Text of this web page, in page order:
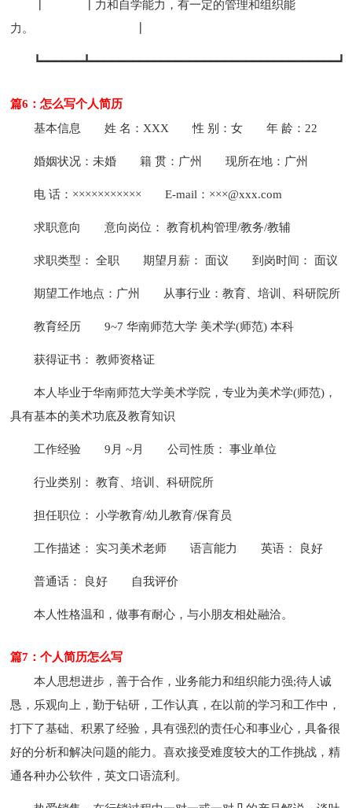
┃ ┃力和自学能力，有一定的管理和组织能
力。 ┃
┗━━━━━━┻━━━━━━━━━━━━━━━━━━━━━━━━━━━━━━━━━━━┛
篇6：怎么写个人简历
基本信息
姓 名：XXX 性 别：女 年 龄：22
婚姻状况：未婚 籍 贯：广州 现所在地：广州
电 话：××××××××××× E-mail：×××@xxx.com
求职意向 意向岗位： 教育机构管理/教务/教辅
求职类型： 全职 期望月薪： 面议 到岗时间： 面议
期望工作地点：广州 从事行业：教育、培训、科研院所
教育经历 9~7 华南师范大学 美术学(师范) 本科
获得证书： 教师资格证
本人毕业于华南师范大学美术学院，专业为美术学(师范)，
具有基本的美术功底及教育知识
工作经验 9月 ~月 公司性质： 事业单位
行业类别： 教育、培训、科研院所
担任职位： 小学教育/幼儿教育/保育员
工作描述： 实习美术老师 语言能力 英语： 良好
普通话： 良好 自我评价
本人性格温和，做事有耐心，与小朋友相处融洽。
篇7：个人简历怎么写
本人思想进步，善于合作，业务能力和组织能力强;待人诚
恳，乐观向上，勤于钻研，工作认真，在以前的学习和工作中，
打下了基础、积累了经验，具有强烈的责任心和事业心，具备很
好的分析和解决问题的能力。喜欢接受难度较大的工作挑战，精
通各种办公软件，英文口语流利。